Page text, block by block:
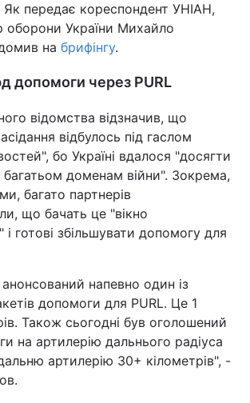
Як передає кореспондент УНІАН,
оборони України Михайло
на брифінгу.
допомоги через PURL
відомства відзначив, що
відбулось під гаслом
бо Україні вдалося "досягти
багатьом доменам війни". Зокрема,
багато партнерів
що бачать це "вікно
готові збільшувати допомогу для
напевно один із
допомоги для PURL. Це 1
Також сьогодні був оголошений
на артилерію дальнього радіуса
артилерію 30+ кілометрів", -